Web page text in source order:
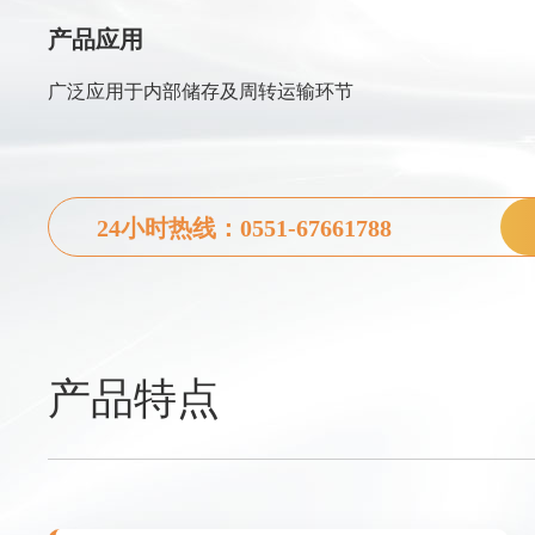
产品应用
广泛应用于内部储存及周转运输环节
24小时热线：0551-67661788
产品特点